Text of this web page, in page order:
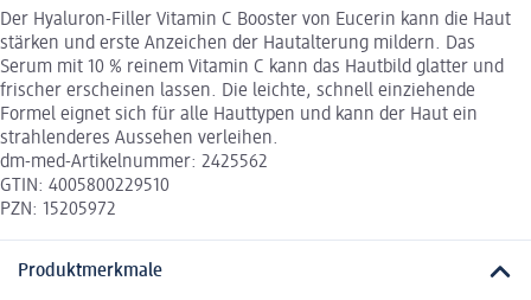
Der Hyaluron-Filler Vitamin C Booster von Eucerin kann die Haut
stärken und erste Anzeichen der Hautalterung mildern. Das
Serum mit 10 % reinem Vitamin C kann das Hautbild glatter und
frischer erscheinen lassen. Die leichte, schnell einziehende
Formel eignet sich für alle Hauttypen und kann der Haut ein
strahlenderes Aussehen verleihen.
dm-med-Artikelnummer: 2425562
GTIN: 4005800229510
PZN: 15205972
Produktmerkmale